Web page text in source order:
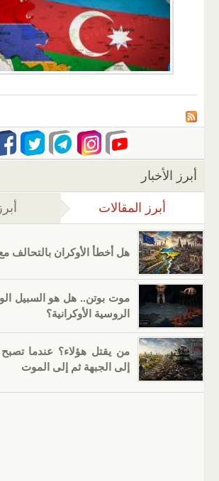
أبرز الأخبار
أبرز المقالات (علامة التبويب
هل أخطأ الأوكران بالتحالف مع
موت بوتن.. هل هو السبيل
الروسية الأوكرانية؟
من يقتل هؤلاء؟ عندما تصبح
إلى الجبهة ثم إلى الموت